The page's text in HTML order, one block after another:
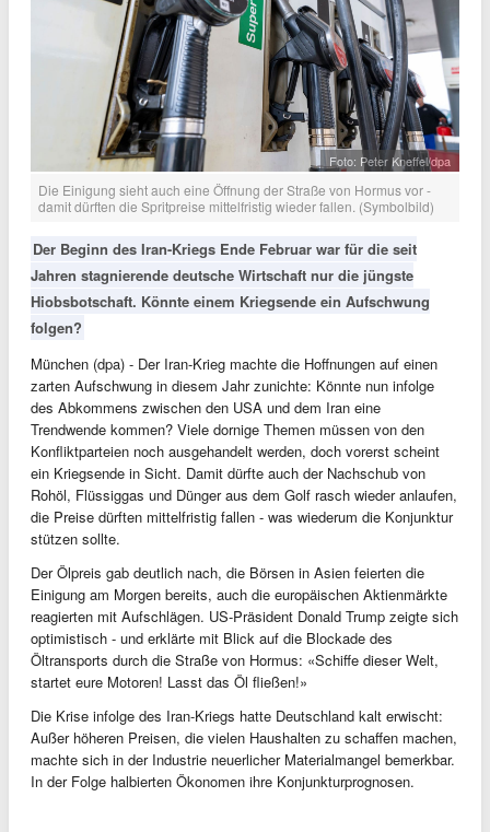
Foto: Peter Kneffel/dpa
Die Einigung sieht auch eine Öffnung der Straße von Hormus vor -
damit dürften die Spritpreise mittelfristig wieder fallen. (Symbolbild)
Der Beginn des Iran-Kriegs Ende Februar war für die seit
Jahren stagnierende deutsche Wirtschaft nur die jüngste
Hiobsbotschaft. Könnte einem Kriegsende ein Aufschwung
folgen?
München (dpa) - Der Iran-Krieg machte die Hoffnungen auf einen
zarten Aufschwung in diesem Jahr zunichte: Könnte nun infolge
des Abkommens zwischen den USA und dem Iran eine
Trendwende kommen? Viele dornige Themen müssen von den
Konfliktparteien noch ausgehandelt werden, doch vorerst scheint
ein Kriegsende in Sicht. Damit dürfte auch der Nachschub von
Rohöl, Flüssiggas und Dünger aus dem Golf rasch wieder anlaufen,
die Preise dürften mittelfristig fallen - was wiederum die Konjunktur
stützen sollte.
Der Ölpreis gab deutlich nach, die Börsen in Asien feierten die
Einigung am Morgen bereits, auch die europäischen Aktienmärkte
reagierten mit Aufschlägen. US-Präsident Donald Trump zeigte sich
optimistisch - und erklärte mit Blick auf die Blockade des
Öltransports durch die Straße von Hormus: «Schiffe dieser Welt,
startet eure Motoren! Lasst das Öl fließen!»
Die Krise infolge des Iran-Kriegs hatte Deutschland kalt erwischt:
Außer höheren Preisen, die vielen Haushalten zu schaffen machen,
machte sich in der Industrie neuerlicher Materialmangel bemerkbar.
In der Folge halbierten Ökonomen ihre Konjunkturprognosen.